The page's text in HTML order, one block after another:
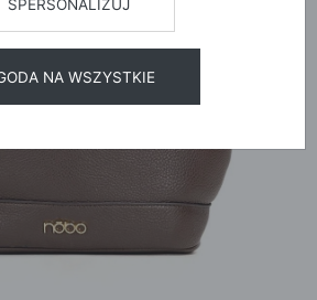
SPERSONALIZUJ
NA WSZYSTKIE